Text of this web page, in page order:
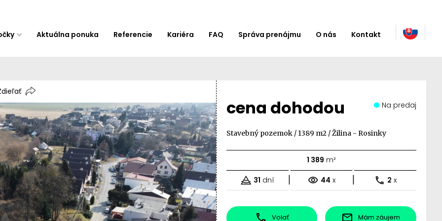
Aktuálna ponuka Referencie Kariéra FAQ Správa prenájmu O nás Kontakt
cena dohodou Na predaj
Stavebný pozemok / 1389 m2 / Žilina - Rosinky
1 389 m²
31 dní | 44 x | 2 x
Volať Mám záujem